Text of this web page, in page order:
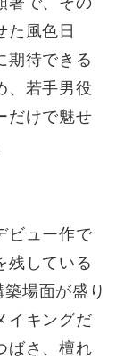
た風色日
期待できる
、若手男役
だけで魅せ
ビュー作で
残している
場面が盛り
イキングだ
ばさ、檀れ